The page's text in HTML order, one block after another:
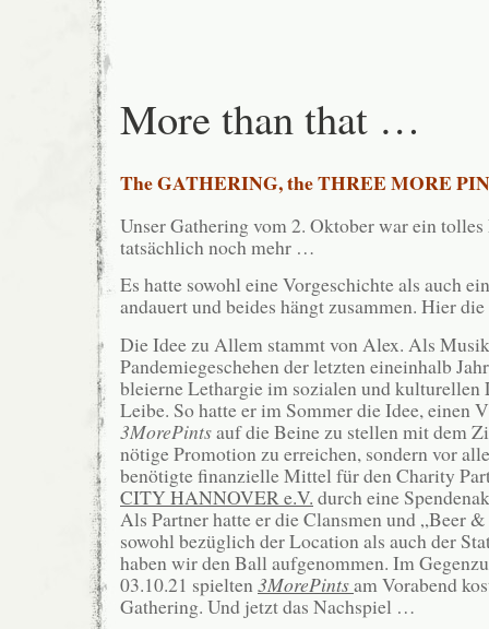
More than that …
The GATHERING, theTHREE MORE
Unser Gathering vom 2. Oktober war ein tolles
tatsächlich noch mehr …
Es hatte sowohl eine Vorgeschichte als auch
andauert und beides hängt zusammen. Hier
Die Idee zu Allem stammt von Alex. Als
Pandemiegeschehen der letzten eineinhalb
bleierne Lethargie im sozialen und kulturellen
Leibe. So hatte er im Sommer die Idee, einen
3MorePintsauf die Beine zu stellen mit dem
nötige Promotion zu erreichen, sondern vor
benötigte finanzielle Mittel für den Charity
CITY HANNOVER e.V. durch eine
Als Partner hatte er die Clansmen und „Beer
sowohl bezüglich der Location als auch der
haben wir den Ball aufgenommen. Im
03.10.21 spielten 3MorePintsam Vorabend
Gathering. Und jetzt das Nachspiel …